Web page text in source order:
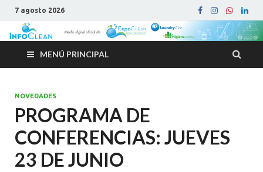
7 agosto 2026
MENÚ PRINCIPAL
NOVEDADES
PROGRAMA DE
CONFERENCIAS: JUEVES
23 DE JUNIO